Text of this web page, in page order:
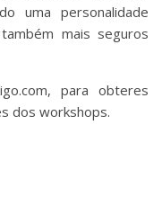
uma personalidade
mais seguros
para obteres
dos workshops.